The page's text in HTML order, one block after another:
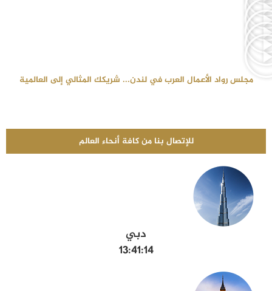
مجلس رواد الأعمال العرب في لندن... شريكك المثالي إلى العالمية
للإتصال بنا من كافة أنحاء العالم
دبي
13:41:14